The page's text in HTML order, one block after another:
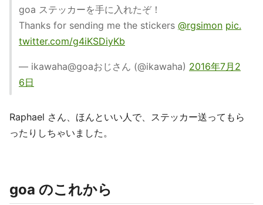
goa ステッカーを手に入れたぞ！
Thanks for sending me the stickers @rgsimon pic.
twitter.com/g4iKSDiyKb
— ikawaha@goaおじさん (@ikawaha) 2016年7月2
6日
Raphael さん、ほんといい人で、ステッカー送ってもら
ったりしちゃいました。
goa のこれから